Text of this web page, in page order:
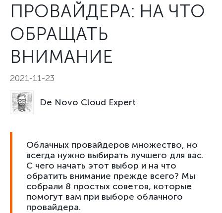
ПРОВАЙДЕРА: НА ЧТО
ОБРАЩАТЬ
ВНИМАНИЕ
2021-11-23
De Novo Cloud Expert
Облачных провайдеров множество, но
всегда нужно выбирать лучшего для вас.
С чего начать этот выбор и на что
обратить внимание прежде всего? Мы
собрали 8 простых советов, которые
помогут вам при выборе облачного
провайдера.